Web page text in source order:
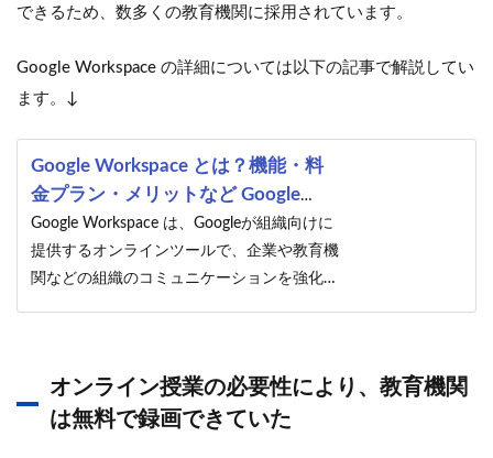
できるため、数多くの教育機関に採用されています。
Google Workspace の詳細については以下の記事で解説してい
ます。↓
Google Workspace とは？機能・料
金プラン・メリットなど Google
Workspace の基本をご紹介
Google Workspace は、Googleが組織向けに
提供するオンラインツールで、企業や教育機
関などの組織のコミュニケーションを強化
機能や料金プラン、活用する際のメリットに
ついてご紹介していきます。
オンライン授業の必要性により、教育機関
は無料で録画できていた